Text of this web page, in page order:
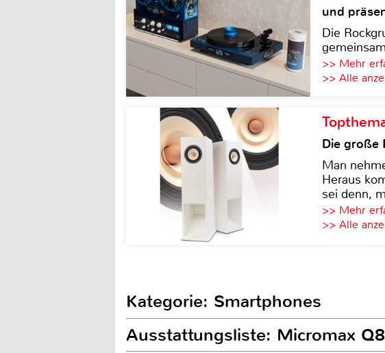
und
Die
>> Mehr
>> Alle
Die große
Man
Heraus
sei denn,
>> Mehr
>> Alle
Kategorie: Smartphones
Ausstattungsliste: Micromax